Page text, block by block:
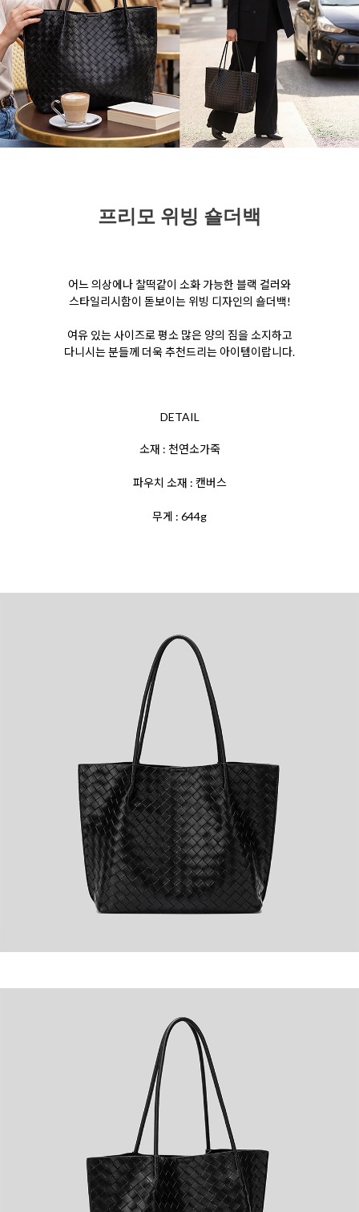
프리모 위빙 숄더백
어느 의상에나 찰떡같이 소화 가능한 블랙 컬러와
스타일리시함이 돋보이는 위빙 디자인의 숄더백!
여유 있는 사이즈로 평소 많은 양의 짐을 소지하고
다니시는 분들께 더욱 추천드리는 아이템이랍니다.
DETAIL
소재 : 천연소가죽
파우치 소재 : 캔버스
무게 : 644g